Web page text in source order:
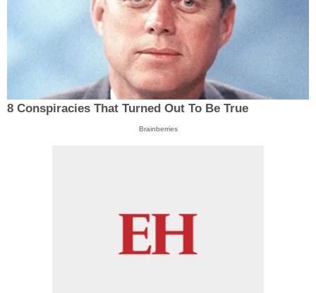
8 Conspiracies That Turned Out To Be True
Brainberries